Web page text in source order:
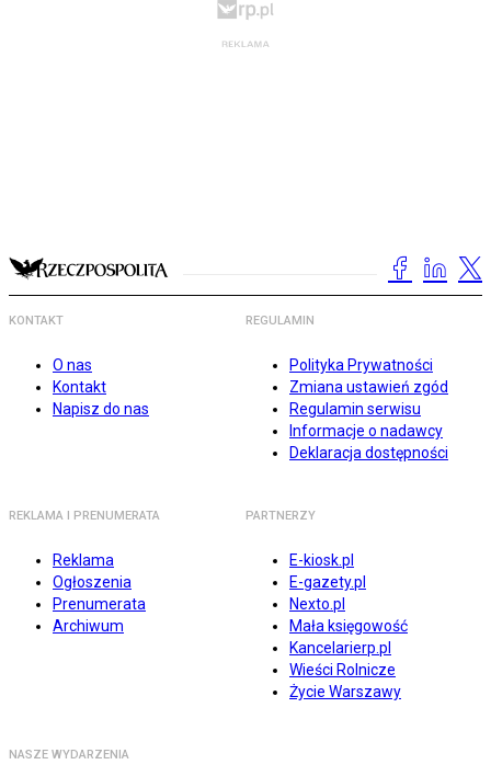
KONTAKT
O nas
Kontakt
Napisz do nas
REGULAMIN
Polityka Prywatności
Zmiana ustawień zgód
Regulamin serwisu
Informacje o nadawcy
Deklaracja dostępności
REKLAMA I PRENUMERATA
Reklama
Ogłoszenia
Prenumerata
Archiwum
PARTNERZY
E-kiosk.pl
E-gazety.pl
Nexto.pl
Mała księgowość
Kancelarierp.pl
Wieści Rolnicze
Życie Warszawy
NASZE WYDARZENIA